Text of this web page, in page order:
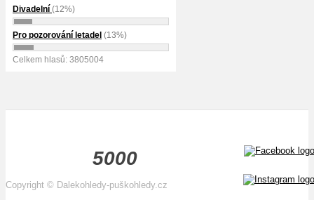
Divadelní (12%)
Pro pozorování letadel (13%)
Celkem hlasů: 3805004
5000
Copyright © Dalekohledy-puškohledy.cz